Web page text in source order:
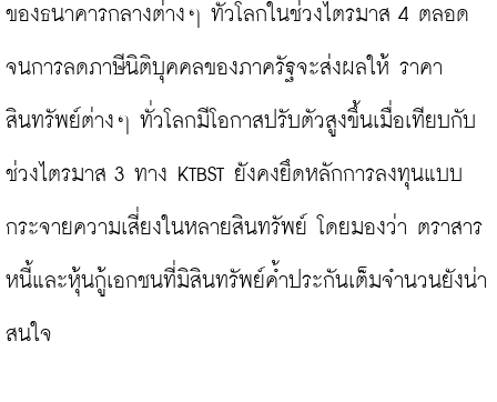
ของธนาคารกลางต่างๆ ทั่วโลกในช่วงไตรมาส 4 ตลอด
จนการลดภาษีนิติบุคคลของภาครัฐจะส่งผลให้ ราคา
สินทรัพย์ต่างๆ ทั่วโลกมีโอกาสปรับตัวสูงขึ้นเมื่อเทียบกับ
ช่วงไตรมาส 3 ทาง KTBST ยังคงยึดหลักการลงทุนแบบ
กระจายความเสี่ยงในหลายสินทรัพย์ โดยมองว่า ตราสาร
หนี้และหุ้นกู้เอกชนที่มิสินทรัพย์ค้ำประกันเต็มจำนวนยังน่า
สนใจ